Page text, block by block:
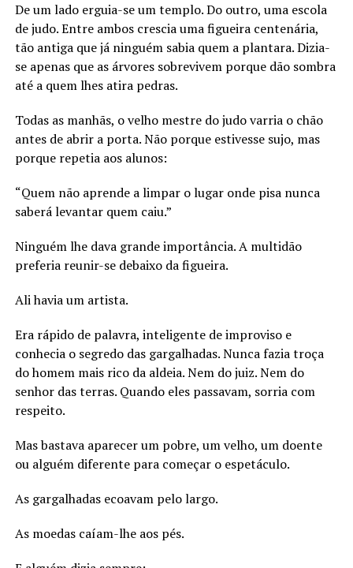
De um lado erguia-se um templo. Do outro, uma escola
de judo. Entre ambos crescia uma figueira centenária,
tão antiga que já ninguém sabia quem a plantara. Dizia-
se apenas que as árvores sobrevivem porque dão sombra
até a quem lhes atira pedras.
Todas as manhãs, o velho mestre do judo varria o chão
antes de abrir a porta. Não porque estivesse sujo, mas
porque repetia aos alunos:
“Quem não aprende a limpar o lugar onde pisa nunca
saberá levantar quem caiu.”
Ninguém lhe dava grande importância. A multidão
preferia reunir-se debaixo da figueira.
Ali havia um artista.
Era rápido de palavra, inteligente de improviso e
conhecia o segredo das gargalhadas. Nunca fazia troça
do homem mais rico da aldeia. Nem do juiz. Nem do
senhor das terras. Quando eles passavam, sorria com
respeito.
Mas bastava aparecer um pobre, um velho, um doente
ou alguém diferente para começar o espetáculo.
As gargalhadas ecoavam pelo largo.
As moedas caíam-lhe aos pés.